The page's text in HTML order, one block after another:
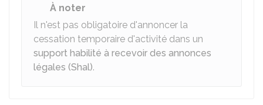
À noter
Il n'est pas obligatoire d'annoncer la
cessation temporaire d'activité dans un
support habilité à recevoir des annonces
légales (Shal).